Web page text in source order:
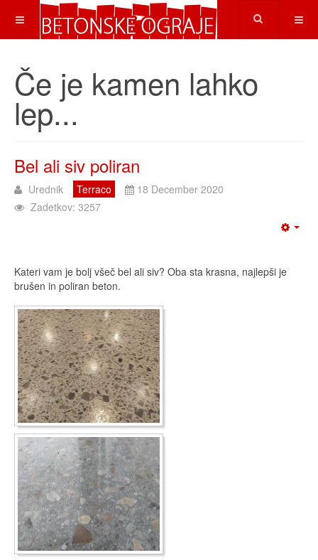
Če je kamen lahko
lep...
Bel ali siv poliran
Urednik Terraco
18 December 2020
Zadetkov: 3257
Kateri vam je bolj všeč bel ali siv? Oba sta krasna, najlepši je
brušen in poliran beton.